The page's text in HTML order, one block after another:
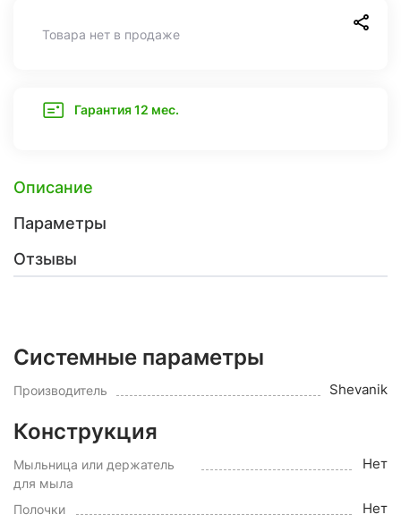
Товара нет в продаже
Гарантия 12 мес.
Описание
Параметры
Отзывы
Системные параметры
Производитель Shevanik
Конструкция
Мыльница или держатель
для мыла
Нет
Полочки Нет